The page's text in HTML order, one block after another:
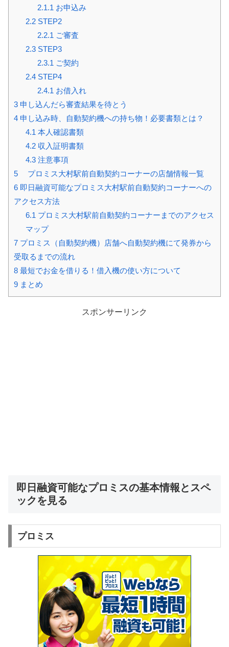
2.1.1 お申込み
2.2STEP2
2.2.1 ご審査
2.3STEP3
2.3.1 ご契約
2.4STEP4
2.4.1 お借入れ
3 申し込んだら審査結果を待とう
4 申し込み時、自動契約機への持ち物！必要書類とは？
4.1 本人確認書類
4.2収入証明書類
4.3注意事項
5 プロミス大村駅前自動契約コーナーの店舗情報一覧
6 即日融資可能なプロミス大村駅前自動契約コーナーへの
アクセス方法
6.1 プロミス大村駅前自動契約コーナーまでのアクセス
マップ
7 プロミス（自動契約機）店舗へ自動契約機にて発券から
受取るまでの流れ
8 最短でお金を借りる！借入機の使い方について
9 まとめ
スポンサーリンク
即日融資可能なプロミスの基本情報とスペ
ックを見る
プロミス